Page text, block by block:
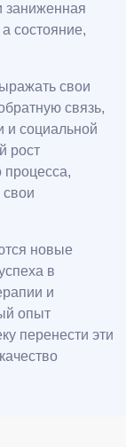
заниженная
состояние,
свои
связь,
и социальной
рост
процесса,
свои
новые
в
и
опыт
перенести эти